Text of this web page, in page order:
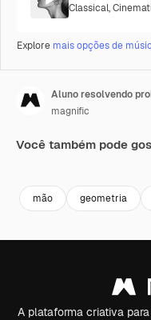
Classical,
Explore mais opções de
Aluno resolvendo
magnific
Você também pode
mão geometria
A plataforma criativa